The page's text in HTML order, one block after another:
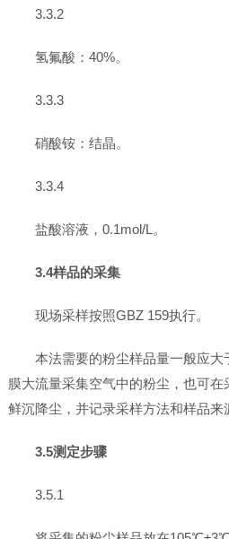
3.3.2
氢氟酸：40%。
3.3.3
硝酸铵：结晶。
3.3.4
盐酸溶液，0.1mol/L。
3.4样品的采集
现场采样按照GBZ 159执行。
本法需要的粉尘样品量一般应
膜大流量采集空气中的粉尘，也可
鲜沉降尘，并记录采样方法和样品来
3.5测定步骤
3.5.1